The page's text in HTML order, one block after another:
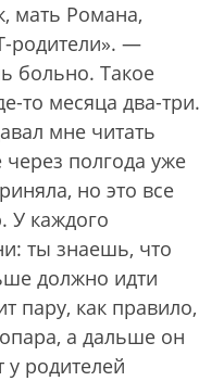
мать Романа,
родители». —
больно. Такое
то месяца два-три.
мне читать
полгода уже
но это все
У каждого
ты знаешь, что
должно идти
пару, как правило,
а дальше он
у родителей